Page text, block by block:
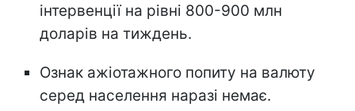
інтервенції на рівні 800-900 млн
доларів на тиждень.
Ознак ажіотажного попиту на валюту
серед населення наразі немає.